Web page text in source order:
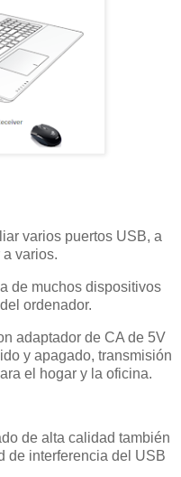
varios puertos USB, a
varios.
de muchos dispositivos
ordenador.
adaptador de CA de 5V
y apagado, transmisión
el hogar y la oficina.
de alta calidad también
de interferencia del USB